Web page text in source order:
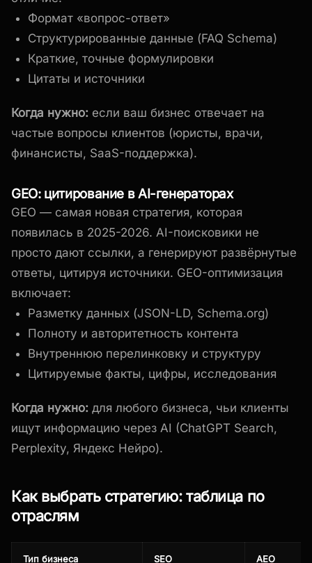
Формат «вопрос-ответ»
Структурированные данные (FAQ Schema)
Краткие, точные формулировки
Цитаты и источники
Когда нужно: если ваш бизнес отвечает на
частые вопросы клиентов (юристы, врачи,
финансисты, SaaS-поддержка).
GEO: цитирование в AI-генераторах
GEO — самая новая стратегия, которая
появилась в 2025-2026. AI-поисковики не
просто дают ссылки, а генерируют развёрнутые
ответы, цитируя источники. GEO-оптимизация
включает:
Разметку данных (JSON-LD, Schema.org)
Полноту и авторитетность контента
Внутреннюю перелинковку и структуру
Цитируемые факты, цифры, исследования
Когда нужно: для любого бизнеса, чьи клиенты
ищут информацию через AI (ChatGPT Search,
Perplexity, Яндекс Нейро).
Как выбрать стратегию: таблица по
отраслям
Тип бизнеса SEO AEO